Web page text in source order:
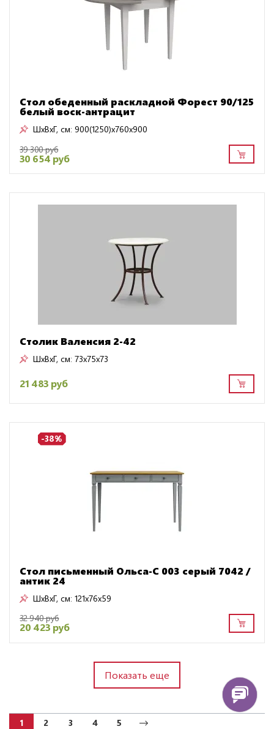
Стол обеденный раскладной Форест 90/125
белый воск-антрацит
ШxВxГ, см: 900(1250)x760x900
39 300 руб
30 654 руб
Столик Валенсия 2-42
ШxВxГ, см: 73x75x73
21 483 руб
-38%
Стол письменный Ольса-С 003 серый 7042 /
антик 24
ШxВxГ, см: 121x76x59
32 940 руб
20 423 руб
Показать еще
1 2 3 4 5